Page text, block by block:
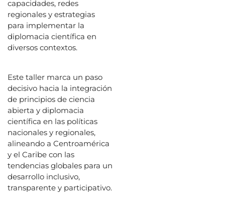
capacidades, redes
regionales y estrategias
para implementar la
diplomacia científica en
diversos contextos.
Este taller marca un paso
decisivo hacia la integración
de principios de ciencia
abierta y diplomacia
científica en las políticas
nacionales y regionales,
alineando a Centroamérica
y el Caribe con las
tendencias globales para un
desarrollo inclusivo,
transparente y participativo.